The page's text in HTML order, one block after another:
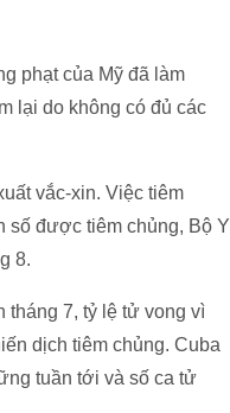
phạt của Mỹ đã làm
lại do không có đủ các
vắc-xin. Việc tiêm
số được tiêm chủng, Bộ Y
8.
tháng 7, tỷ lệ tử vong vì
dịch tiêm chủng. Cuba
tuần tới và số ca tử